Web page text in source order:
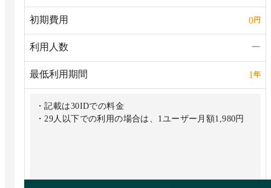
初期費用 0円
利用人数 ー
最低利用期間 1 年
・記載は30IDでの料金
・29人以下での利用の場合は、1ユーザー月額1,980円